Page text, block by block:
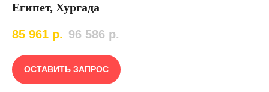
Египет, Хургада
85 961 р. 96 586 р.
ОСТАВИТЬ ЗАПРОС